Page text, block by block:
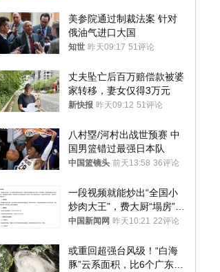
美参院通过制裁法案 针对
俄油气进口大国
知世 昨天09:17 51评论
丈夫坠亡后百万赔偿款被婆
家转移，妻女仅得3万元
新快报 昨天09:12 51评论
八村塁/河村出战世预赛 中
国男篮错过最强日本队
中国篮镜头 前天13:58 36评论
一段视频就能炒出“全国小
炒肉大王”，费大厨“塌房”了
吗？
中国新闻网 昨天10:21 22评论
或重回超强台风级！“白海
豚”云系面积，比6个广东还